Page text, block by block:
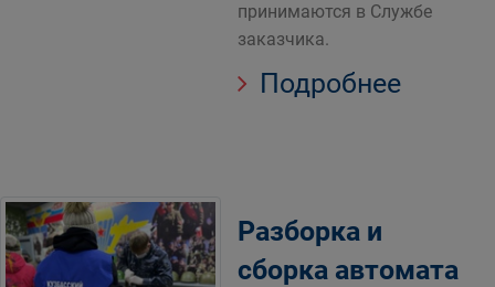
принимаются в Службе
заказчика.
Подробнее
Разборка и
сборка автомата